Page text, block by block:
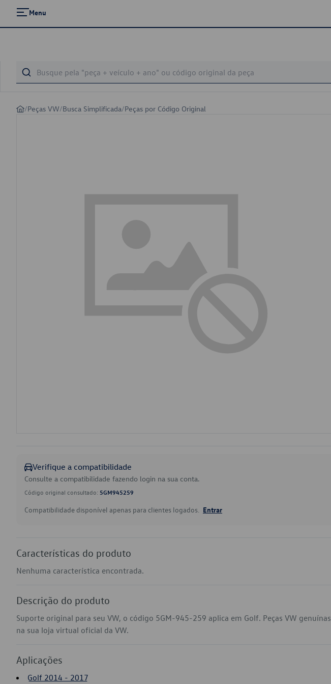
Menu
/Peças VW/Busca Simplificada/Peças por Código Original
Verifique a compatibilidade
Consulte a compatibilidade fazendo login na sua conta.
Código original consultado: 5GM945259
Compatibilidade disponível apenas para clientes logados. Entrar
Características do produto
Nenhuma característica encontrada.
Descrição do produto
Suporte original para seu VW, o código 5GM-945-259 aplica em Golf. Peças VW genuínas
na sua loja virtual oficial da VW.
Aplicações
Golf 2014 - 2017